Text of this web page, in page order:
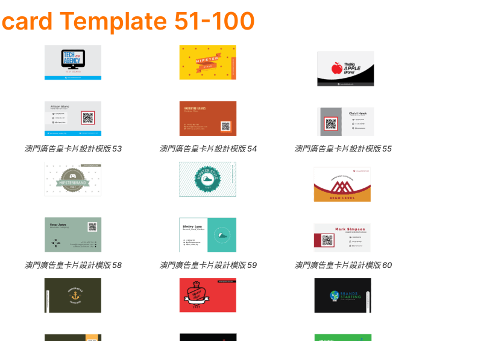
Template 51-100
澳門廣告皇卡片設計模版 53 澳門廣告皇卡片設計模版 54 澳門廣告皇卡片設計模版 55
澳門廣告皇卡片設計模版 58 澳門廣告皇卡片設計模版 59 澳門廣告皇卡片設計模版 60